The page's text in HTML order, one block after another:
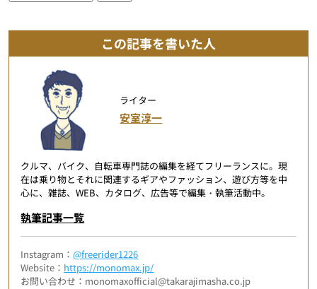
この記事を書いた人
ライター
安室淳一
クルマ、バイク、自転車専門誌の編集を経てフリーランスに。現
在は乗り物とそれに関連するギアやファッション、遊び方等を中
心に、雑誌、WEB、カタログ、広告等で編集・執筆活動中。
執筆記事一覧
Instagram：@freerider1226
Website： https://monomax.jp/
お問い合わせ：monomaxofficial@takarajimasha.co.jp